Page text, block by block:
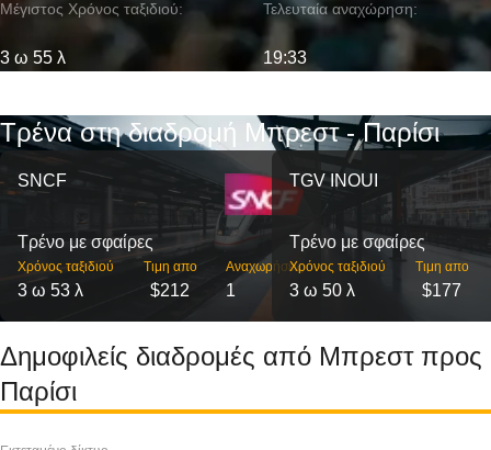
Μέγιστος Χρόνος ταξιδιού:
3 ω 55 λ
Τελευταία αναχώρηση:
19:33
Τρένα στη διαδρομή Μπρεστ - Παρίσι
SNCF
Τρένο με σφαίρες
Χρόνος ταξιδιού
3 ω 53 λ
Τιμη απο
$212
Αναχωρήσεις
1
TGV INOUI
Τρένο με σφαίρες
Χρόνος ταξιδιού
3 ω 50 λ
Τιμη απο
$177
Δημοφιλείς διαδρομές από Μπρεστ προς
Παρίσι